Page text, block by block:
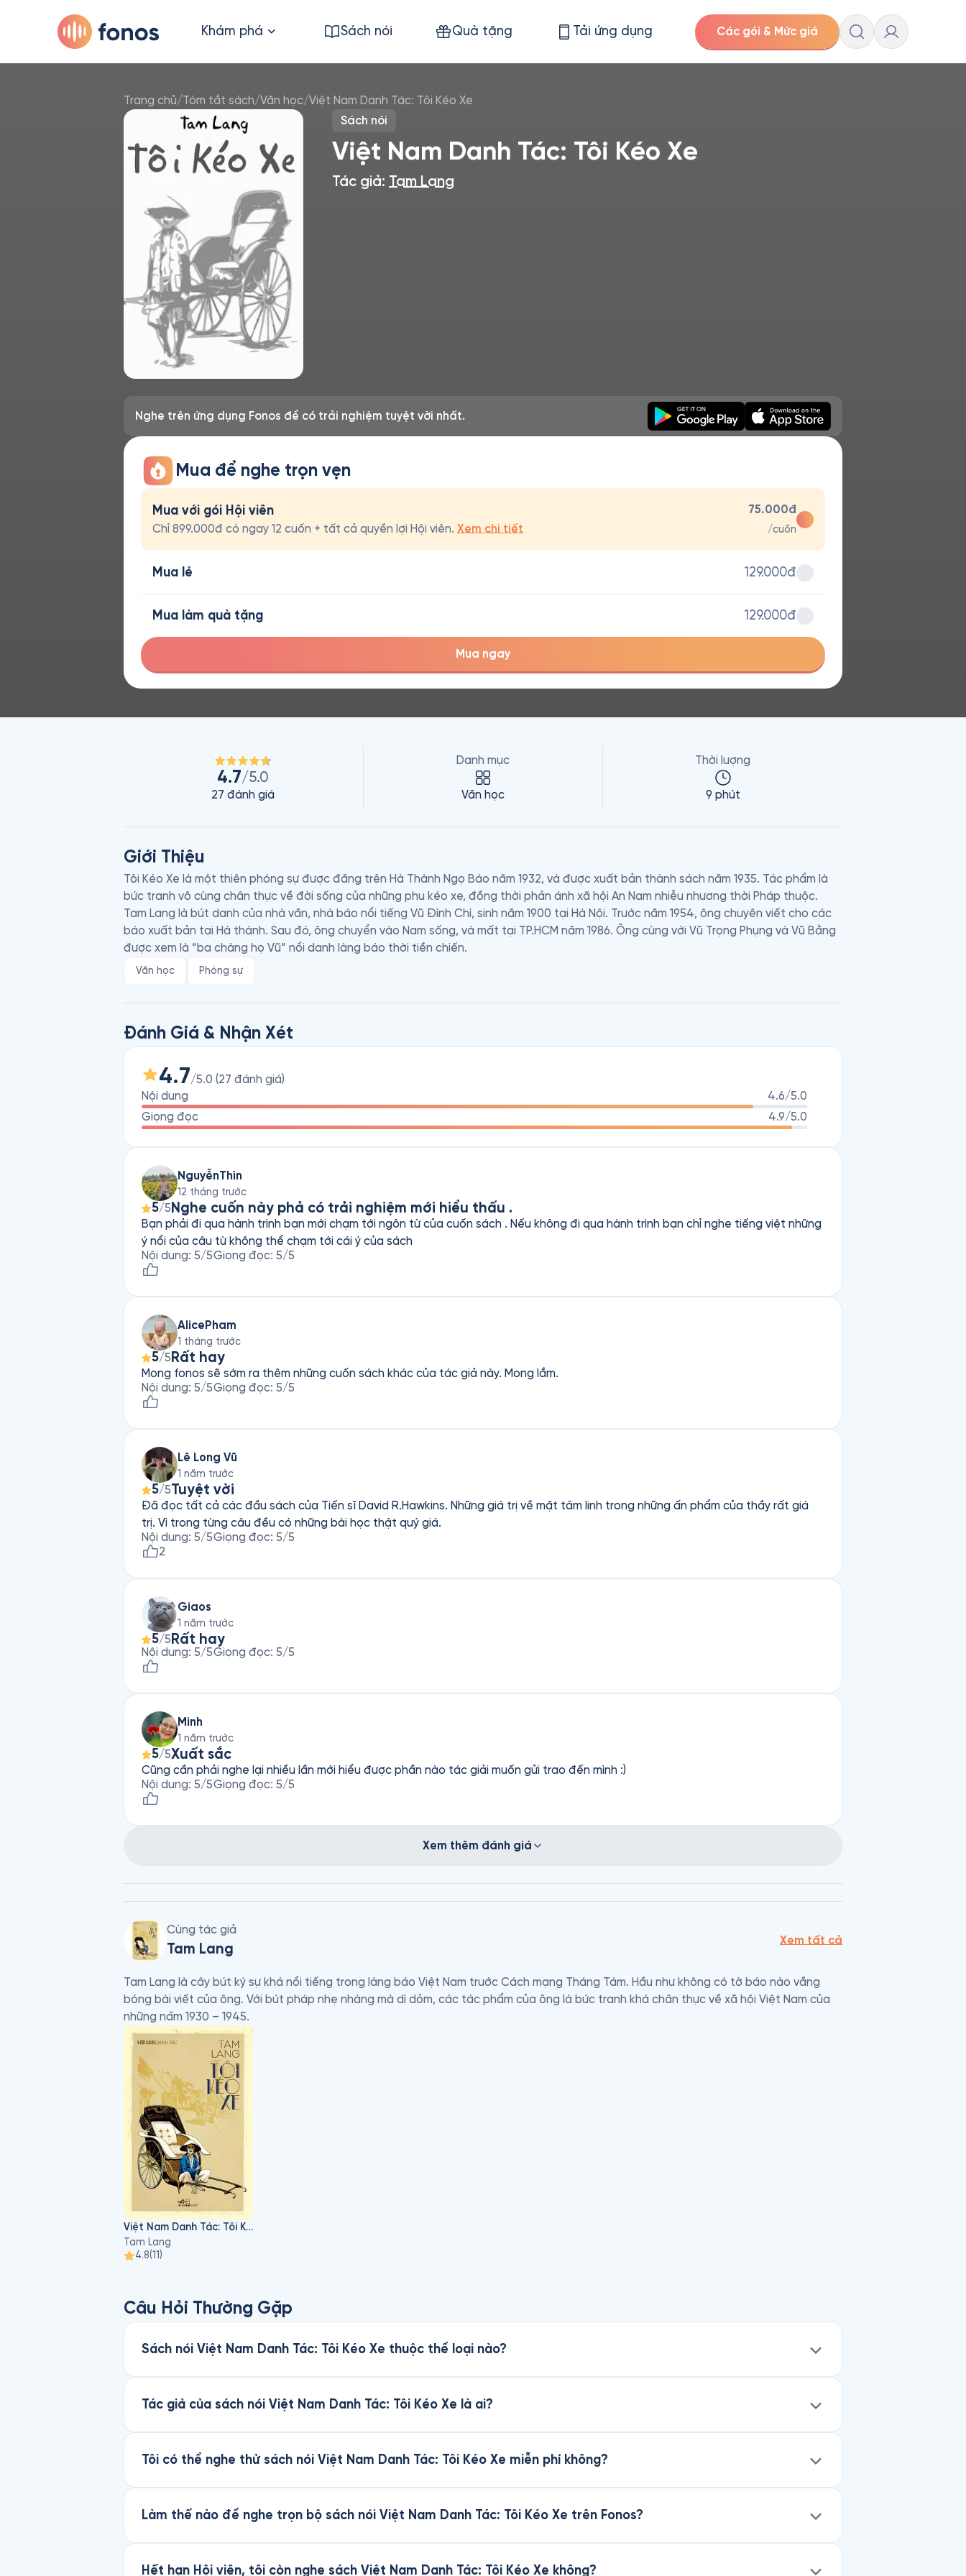
Khám phá Sách nói Quà tặng Tải ứng dụng Các gói & Mức giá
Trang chủ/Tóm tắt sách/Văn học/Việt Nam Danh Tác: Tôi Kéo Xe
Sách nói
Việt Nam Danh Tác: Tôi Kéo Xe
Tác giả: Tam Lang
Nghe trên ứng dụng Fonos để có trải nghiệm tuyệt vời nhất.
Mua để nghe trọn vẹn
Mua với gói Hội viên
Chỉ 899.000đ có ngay 12 cuốn + tất cả quyền lợi Hội viên. Xem chi tiết
75.000đ
/cuốn
Mua lẻ 129.000đ
Mua làm quà tặng 129.000đ
Mua ngay
4.7/5.0
27 đánh giá
Danh mục
Văn học
Thời lượng
9 phút
Giới Thiệu
Tôi Kéo Xe là một thiên phóng sự được đăng trên Hà Thành Ngọ Báo năm 1932, và được xuất bản thành sách năm 1935. Tác phẩm là
bức tranh vô cùng chân thực về đời sống của những phu kéo xe, đồng thời phản ánh xã hội An Nam nhiễu nhương thời Pháp thuộc.
Tam Lang là bút danh của nhà văn, nhà báo nổi tiếng Vũ Đình Chí, sinh năm 1900 tại Hà Nội. Trước năm 1954, ông chuyên viết cho các
báo xuất bản tại Hà thành. Sau đó, ông chuyển vào Nam sống, và mất tại TP.HCM năm 1986. Ông cùng với Vũ Trọng Phụng và Vũ Bằng
được xem là “ba chàng họ Vũ” nổi danh làng báo thời tiền chiến.
Văn học Phóng sự
Đánh Giá & Nhận Xét
4.7/5.0 (27 đánh giá)
Nội dung
4.6/5.0
Giọng đọc
4.9/5.0
NguyễnThìn
12 tháng trước
5/5 Nghe cuốn này phả có trải nghiệm mới hiểu thấu .
Bạn phải đi qua hành trình bạn mới chạm tới ngôn từ của cuốn sách . Nếu không đi qua hành trình bạn chỉ nghe tiếng việt những
ý nổi của câu từ không thể chạm tới cái ý của sách
Nội dung: 5/5Giọng đọc: 5/5
AlicePham
1 tháng trước
5/5 Rất hay
Mong fonos sẽ sớm ra thêm những cuốn sách khác của tác giả này. Mong lắm.
Nội dung: 5/5Giọng đọc: 5/5
Lê Long Vũ
1 năm trước
5/5Tuyệt vời
Đã đọc tất cả các đầu sách của Tiến sĩ David R.Hawkins. Những giá trị về mặt tâm linh trong những ấn phẩm của thầy rất giá
trị. Vì trong từng câu đều có những bài học thật quý giá.
Nội dung: 5/5Giọng đọc: 5/5
2
Giaos
1 năm trước
5/5 Rất hay
Nội dung: 5/5Giọng đọc: 5/5
Minh
1 năm trước
5/5Xuất sắc
Cũng cần phải nghe lại nhiều lần mới hiểu được phần nào tác giải muốn gửi trao đến mình :)
Nội dung: 5/5Giọng đọc: 5/5
Xem thêm đánh giá
Cùng tác giả
Tam Lang
Xem tất cả
Tam Lang là cây bút ký sự khá nổi tiếng trong làng báo Việt Nam trước Cách mạng Tháng Tám. Hầu như không có tờ báo nào vắng
bóng bài viết của ông. Với bút pháp nhẹ nhàng mà dí dỏm, các tác phẩm của ông là bức tranh khá chân thực về xã hội Việt Nam của
những nǎm 1930 – 1945.
Việt Nam Danh Tác: Tôi Kéo Xe
Tam Lang
4.8(11)
Câu Hỏi Thường Gặp
Sách nói Việt Nam Danh Tác: Tôi Kéo Xe thuộc thể loại nào?
Tác giả của sách nói Việt Nam Danh Tác: Tôi Kéo Xe là ai?
Tôi có thể nghe thử sách nói Việt Nam Danh Tác: Tôi Kéo Xe miễn phí không?
Làm thế nào để nghe trọn bộ sách nói Việt Nam Danh Tác: Tôi Kéo Xe trên Fonos?
Hết hạn Hội viên, tôi còn nghe sách Việt Nam Danh Tác: Tôi Kéo Xe không?